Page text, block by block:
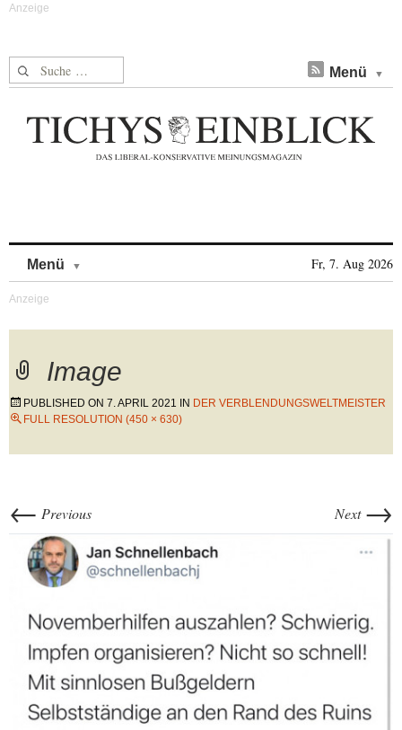
Suche nach: Menü
Menü Fr, 7. Aug 2026
Image
PUBLISHED ON 7. APRIL 2021 IN DER VERBLENDUNGSWELTMEISTER
FULL RESOLUTION (450 × 630)
← Previous Next →